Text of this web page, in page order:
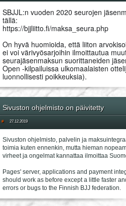
SBJJL:n vuoden 2020 seurojen
tällä:
https://bjjliitto.fi/maksa_seura.php
On hyvä huomioida, että liiton
ei voi värivyösarjoihin ilmoittautua
seurajäsenmaksun suorittaneiden
Open -kilpailuissa ulkomaalaisten
luonnollisesti poikkeuksia).
Sivuston ohjelmisto on päivitetty
# 27.12.2019
Sivuston ohjelmisto, palvelin ja
toimia kuten ennenkin, mutta hieman
virheet ja ongelmat kannattaa ilmoittaa
Pages' server, applications and payment
should work as before except a little faster
errors or bugs to the Finnish BJJ federation.